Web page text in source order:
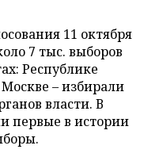
11 октября
7 тыс. выборов
Республике
– избирали
власти. В
первые в истории